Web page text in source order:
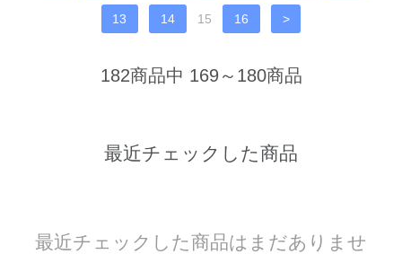
13 14 15 16 >
182商品中 169～180商品
最近チェックした商品
最近チェックした商品はまだありませ